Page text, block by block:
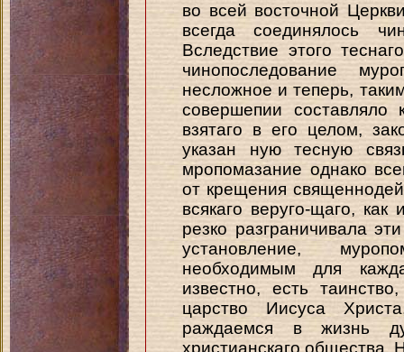
во всей восточной
всегда соединялось
Вследствие этого
чинопоследование
несложное и теперь,
совершепии составляло
взятаго в его целом,
указан ную тесную
мропомазание однако
от крещения
всякаго веруго-щаго,
резко разграничивала
установление,
необходимым для
известно, есть
царство Иисуса
раждаемся в жизнь
христианскаго общества.